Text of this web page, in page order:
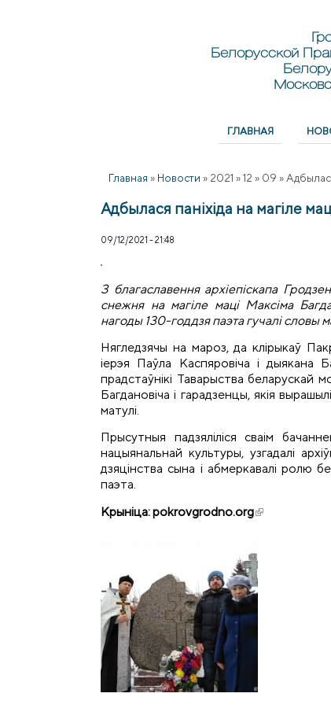
Белорусской
ГЛАВНАЯ
Главная » Новости » 2021 » 12 » 09 »
Адбылася паніхіда на магіле
09/12/2021 - 21:48
З благаславення архіепіскапа
снежня на магіле маці Максіма
нагоды 130-годдзя паэта гучалі словы
Нягледзячы на мароз, да клірыкаў
іерэя Паўла Каспяровіча і дыякана
прадстаўнікі Таварыства беларускай
Багдановіча і гарадзенцы, якія
матулі.
Прысутныя падзяліліся сваім
нацыянальнай культуры, узгадалі
дзяцінства сына і абмеркавалі ролю
паэта.
Крыніца:pokrovgrodno.org(внешняя